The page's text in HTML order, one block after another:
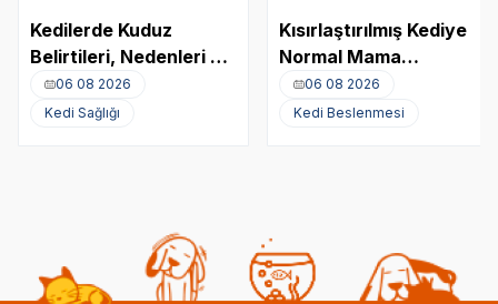
Kedilerde Kuduz
Belirtileri, Nedenleri ve
Tedavi Yöntemleri
06 08 2026
Kedi Sağlığı
Kısırlaştırılmış Kediye
Normal Mama
Yedirmek Zararlı mı?
06 08 2026
Kedi Beslenmesi